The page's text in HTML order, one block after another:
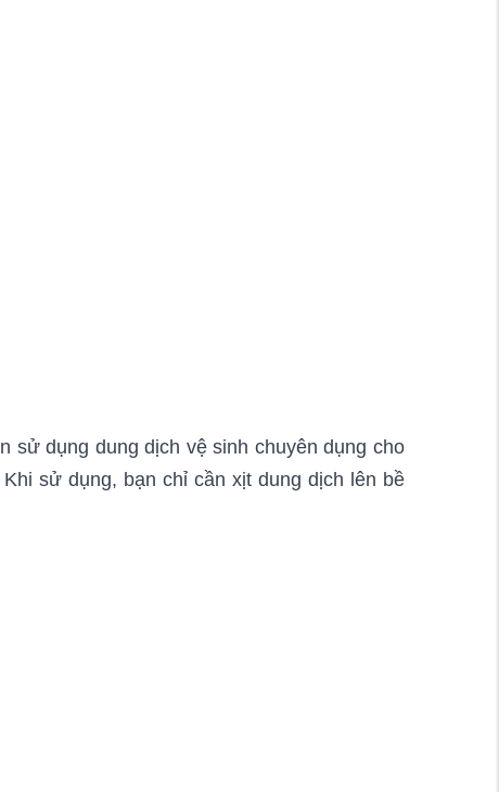
sử dụng dung dịch vệ sinh chuyên dụng cho
sử dụng, bạn chỉ cần xịt dung dịch lên bề